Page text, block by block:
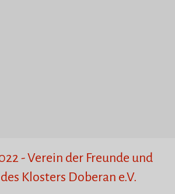
- Verein der Freunde und
Klosters Doberan e.V.